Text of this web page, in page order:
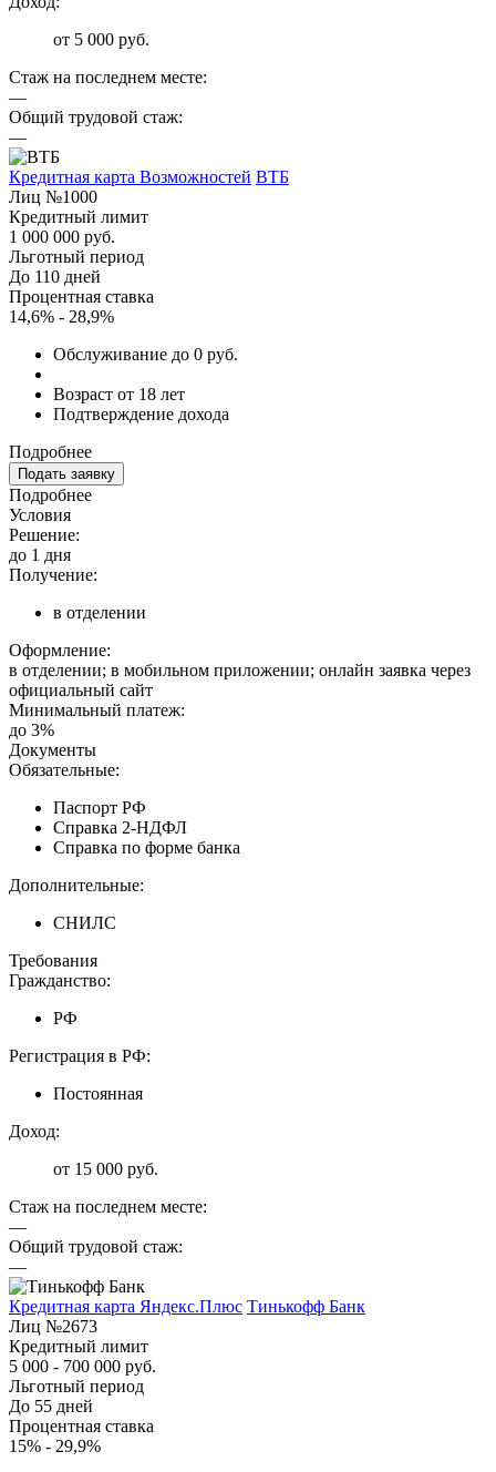
от 5 000 руб.
Стаж на последнем месте:
—
Общий трудовой стаж:
—
Кредитная карта Возможностей ВТБ
Лиц №1000
Кредитный лимит
1 000 000 руб.
Льготный период
До 110 дней
Процентная ставка
14,6% - 28,9%
Обслуживание до 0 руб.
Возраст от 18 лет
Подтверждение дохода
Подробнее
Подать заявку
Подробнее
Условия
Решение:
до 1 дня
Получение:
в отделении
Оформление:
в отделении; в мобильном приложении; онлайн заявка через
официальный сайт
Минимальный платеж:
до 3%
Документы
Обязательные:
Паспорт РФ
Справка 2-НДФЛ
Справка по форме банка
Дополнительные:
СНИЛС
Требования
Гражданство:
РФ
Регистрация в РФ:
Постоянная
Доход:
от 15 000 руб.
Стаж на последнем месте:
—
Общий трудовой стаж:
—
Кредитная карта Яндекс.Плюс Тинькофф Банк
Лиц №2673
Кредитный лимит
5 000 - 700 000 руб.
Льготный период
До 55 дней
Процентная ставка
15% - 29,9%